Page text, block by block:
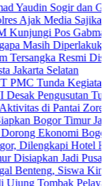
dan Gus Sholeh
Sajikan
Pos Gabma Temajuk
Diperlakukan
Resmi Diseret ke
Kegiatan Demi
Tuntas
Zore, Bea
Timur Jadi Pusat
Bogor Timur
Hotel Hewan
Jadi Pusat
Siswa Kini Belajar
Pelayanan